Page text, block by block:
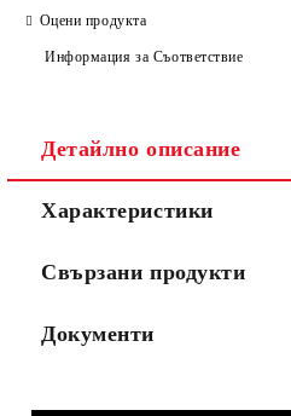
Съгласен съм с
Оцени продукта
Информация за Съответствие
Детайлно описание
Характеристики
Свързани продукти
Документи